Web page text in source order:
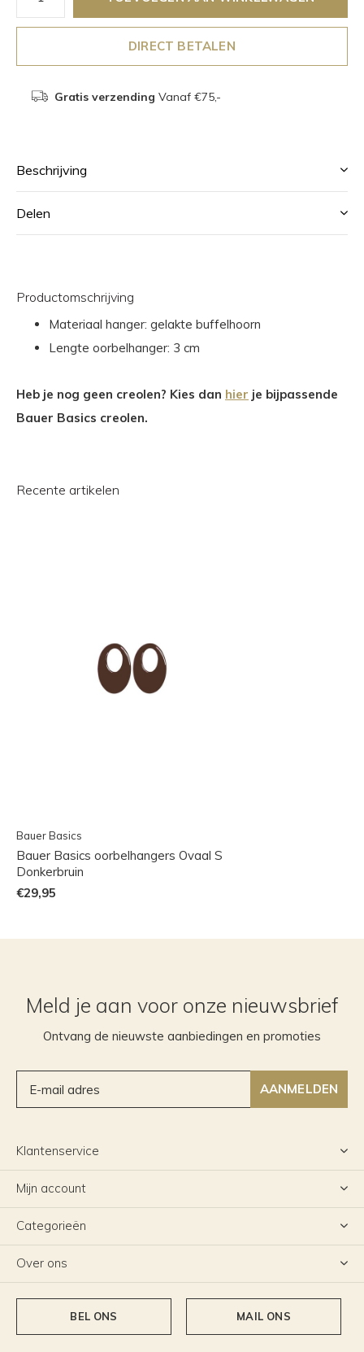
DIRECT BETALEN
Gratis verzending Vanaf €75,-
Beschrijving
Delen
Productomschrijving
Materiaal hanger: gelakte buffelhoorn
Lengte oorbelhanger: 3 cm
Heb je nog geen creolen? Kies dan hier je bijpassende
Bauer Basics creolen.
Recente artikelen
Bauer Basics
Bauer Basics oorbelhangers Ovaal S
Donkerbruin
€29,95
Meld je aan voor onze nieuwsbrief
Ontvang de nieuwste aanbiedingen en promoties
AANMELDEN
Klantenservice
Mijn account
Categorieën
Over ons
BEL ONS MAIL ONS